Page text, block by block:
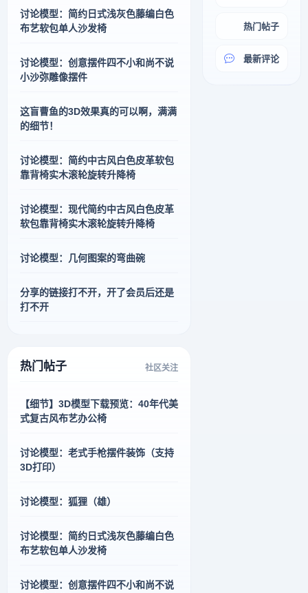
热门帖子
最新评论
讨论模型：简约日式浅灰色藤编白色
布艺软包单人沙发椅
讨论模型：创意摆件四不小和尚不说
小沙弥雕像摆件
这盲曹鱼的3D效果真的可以啊，满满
的细节！
讨论模型：简约中古风白色皮革软包
靠背椅实木滚轮旋转升降椅
讨论模型：现代简约中古风白色皮革
软包靠背椅实木滚轮旋转升降椅
讨论模型：几何图案的弯曲碗
分享的链接打不开，开了会员后还是
打不开
热门帖子 社区关注
【细节】3D模型下载预览：40年代美
式复古风布艺办公椅
讨论模型：老式手枪摆件装饰（支持
3D打印）
讨论模型：狐狸（雄）
讨论模型：简约日式浅灰色藤编白色
布艺软包单人沙发椅
讨论模型：创意摆件四不小和尚不说